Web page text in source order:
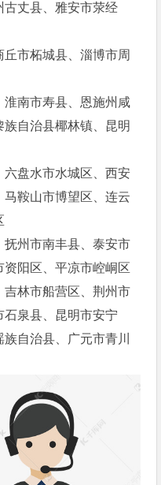
古丈县、雅安市荥经
市柘城县、淄博市周
南市寿县、恩施州咸
自治县椰林镇、昆明
盘水市水城区、西安
鞍山市博望区、连云
抚州市南丰县、泰安市
阳区、平凉市崆峒区
吉林市船营区、荆州市
泉县、昆明市安宁
自治县、广元市青川